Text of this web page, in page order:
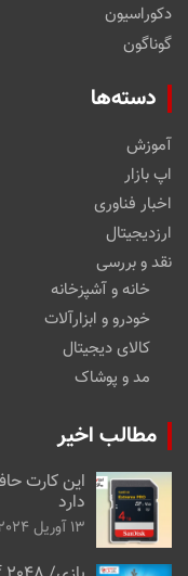
دکوراسیون
گوناگون
دسته‌ها
آموزش
اپ بازار
اخبار فناوری
ارزدیجیتال
نقد و بررسی
خانه و آشپزخانه
خودرو و ابزارآلات
کالای دیجیتال
مد و پوشاک
مطالب اخیر
دارد
13 آوریل 2024